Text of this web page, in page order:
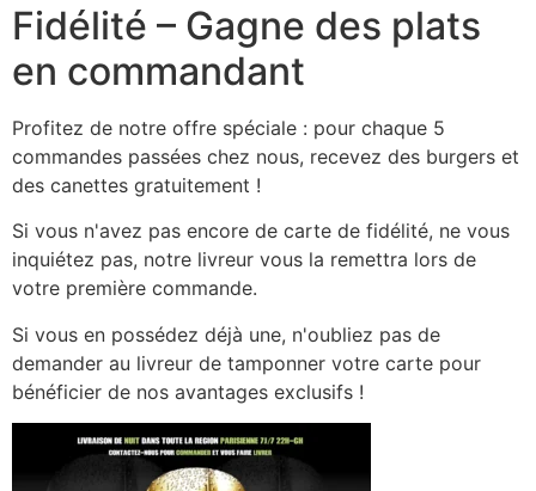
Fidélité – Gagne des plats
en commandant
Profitez de notre offre spéciale : pour chaque 5
commandes passées chez nous, recevez des burgers et
des canettes gratuitement !
Si vous n'avez pas encore de carte de fidélité, ne vous
inquiétez pas, notre livreur vous la remettra lors de
votre première commande.
Si vous en possédez déjà une, n'oubliez pas de
demander au livreur de tamponner votre carte pour
bénéficier de nos avantages exclusifs !